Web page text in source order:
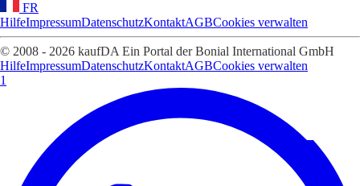
FR
HilfeImpressumDatenschutzKontaktAGBCookies verwalten
© 2008 - 2026 kaufDA Ein Portal der Bonial International GmbH
HilfeImpressumDatenschutzKontaktAGBCookies verwalten
1